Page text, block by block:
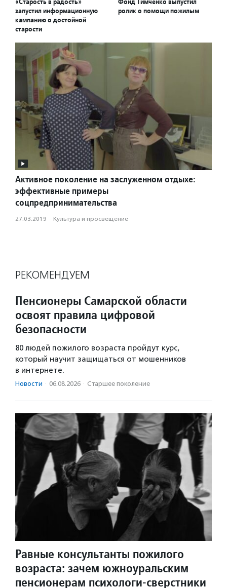
запустил информационную
кампанию о достойной
старости
ролик о помощи пожилым
Активное поколение на заслуженном отдыхе:
эффективные примеры
соцпредпринимательства
27.03.2019 · Культура и просвещение
РЕКОМЕНДУЕМ
Пенсионеры Самарской области
освоят правила цифровой
безопасности
80 людей пожилого возраста пройдут курс,
который научит защищаться от мошенников
в интернете.
Новости · 06.08.2026 · Старшее поколение
Равные консультанты пожилого
возраста: зачем южноуральским
пенсионерам психологи-сверстники